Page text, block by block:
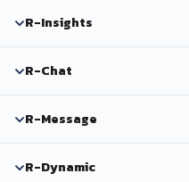
R-Insights
R-Chat
R-Message
R-Dynamic